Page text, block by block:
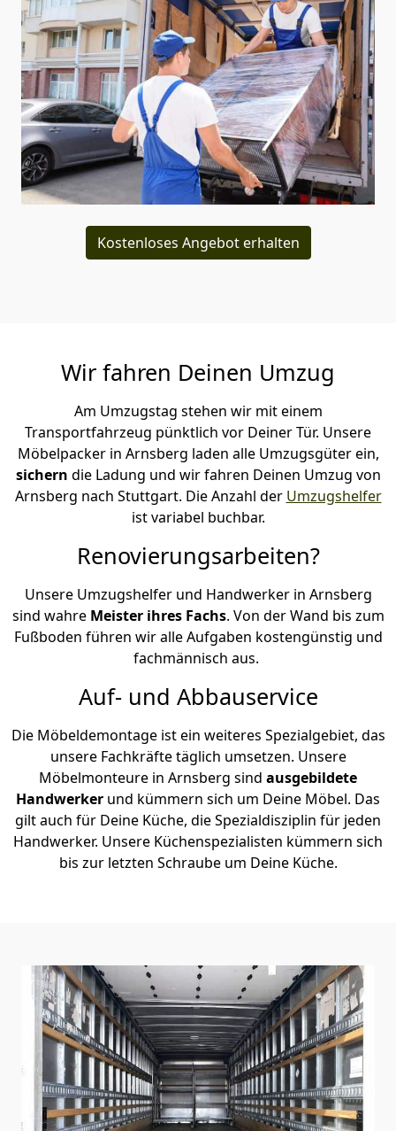
Kostenloses Angebot erhalten
Wir fahren Deinen Umzug
Am Umzugstag stehen wir mit einem
Transportfahrzeug pünktlich vor Deiner Tür. Unsere
Möbelpacker in Arnsberg laden alle Umzugsgüter ein,
sichern die Ladung und wir fahren Deinen Umzug von
Arnsberg nach Stuttgart. Die Anzahl der Umzugshelfer
ist variabel buchbar.
Renovierungsarbeiten?
Unsere Umzugshelfer und Handwerker in Arnsberg
sind wahre Meister ihres Fachs. Von der Wand bis zum
Fußboden führen wir alle Aufgaben kostengünstig und
fachmännisch aus.
Auf- und Abbauservice
Die Möbeldemontage ist ein weiteres Spezialgebiet, das
unsere Fachkräfte täglich umsetzen. Unsere
Möbelmonteure in Arnsberg sind ausgebildete
Handwerker und kümmern sich um Deine Möbel. Das
gilt auch für Deine Küche, die Spezialdisziplin für jeden
Handwerker. Unsere Küchenspezialisten kümmern sich
bis zur letzten Schraube um Deine Küche.